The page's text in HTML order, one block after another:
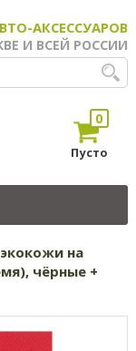
АКСЕССУАРОВ
И ВСЕЙ РОССИИ
0
Пусто
на
чёрные +